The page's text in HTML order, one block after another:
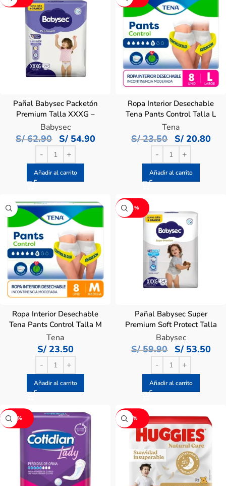
Pañal Babysec Packetón
Premium Talla XXXG –
Bolsa 74 UN
Babysec
S/62.90 S/54.90
Añadir al carrito
Ropa Interior Desechable
Tena Pants Control Talla L
– Bolsa 8 UN
Tena
S/23.50 S/20.80
Añadir al carrito
Ropa Interior Desechable
Tena Pants Control Talla M
– Bolsa 8 UN
Tena
S/23.50
Añadir al carrito
-11%
Pañal Babysec Super
Premium Soft Protect Talla
XXXG – Bolsa 54 UN
Babysec
S/59.90 S/53.50
Añadir al carrito
-9% -9%